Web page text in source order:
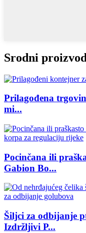
Srodni
Prilagođena
mi...
Pocinčana ili
Gabion Bo...
Šiljci za odbijanje
Izdržljivi P...